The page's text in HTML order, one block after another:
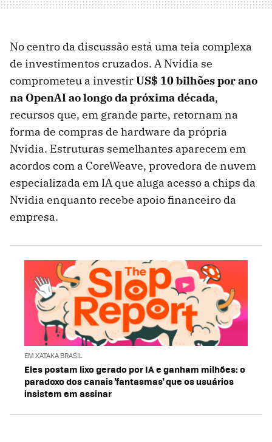
No centro da discussão está uma teia complexa
de investimentos cruzados. A Nvidia se
comprometeu a investirUS$ 10 bilhões por ano
na OpenAI ao longo da próxima década,
recursos que, em grande parte, retornam na
forma de compras de hardware da própria
Nvidia. Estruturas semelhantes aparecem em
acordos com a CoreWeave, provedora de nuvem
especializada em IA que aluga acesso a chips da
Nvidia enquanto recebe apoio financeiro da
empresa.
EM XATAKA BRASIL
Eles postam lixo gerado por IA e ganham milhões: o
paradoxo dos canais 'fantasmas' que os usuários
insistem em assinar